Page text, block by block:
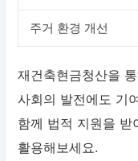
주거 환경 개선
재건축현금청산을
사회의 발전에도 기
함께 법적 지원을 받
활용해보세요.